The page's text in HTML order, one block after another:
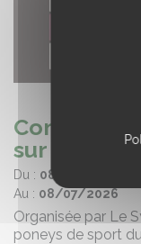
Concours
sur Loire
Du : 08/07/2026
Au : 08/07/2026
Organisée par Le
poneys de sport